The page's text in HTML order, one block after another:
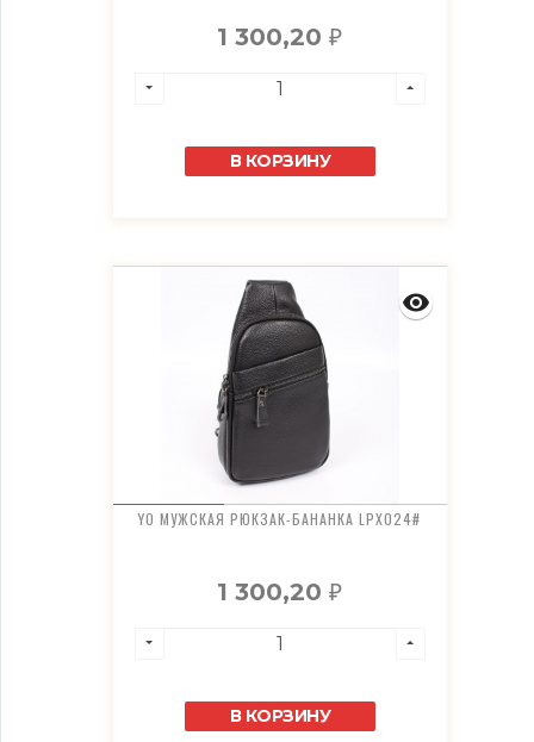
1 300,20₽
В КОРЗИНУ
YO МУЖСКАЯ РЮКЗАК-БАНАНКА LPX024#
1 300,20₽
В КОРЗИНУ